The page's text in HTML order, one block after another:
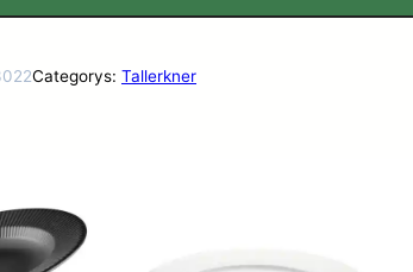
Categorys: Tallerkner